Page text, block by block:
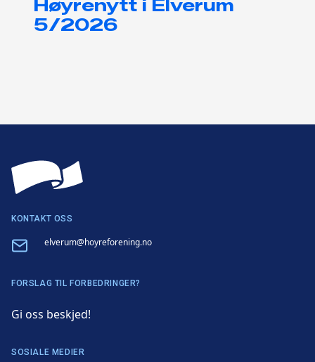
Høyrenytt i Elverum
5/2026
KONTAKT OSS
Email elverum@hoyreforening.no
FORSLAG TIL FORBEDRINGER?
Gi oss beskjed!
SOSIALE MEDIER